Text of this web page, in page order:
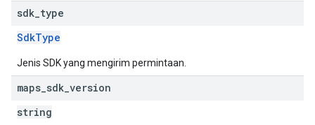
sdk type
SdkType
Jenis SDK yang mengirim permintaan.
maps sdk version
string